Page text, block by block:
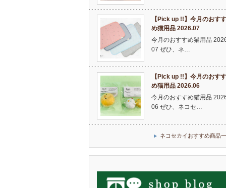
【Pick up !!】今月のおすす
め猫用品 2026.07
今月のおすすめ猫用品
07 ぜひ、ネ…
【Pick up !!】今月のおすす
め猫用品 2026.06
今月のおすすめ猫用品
06 ぜひ、ネコセ…
ネコセカイおすすめ商品